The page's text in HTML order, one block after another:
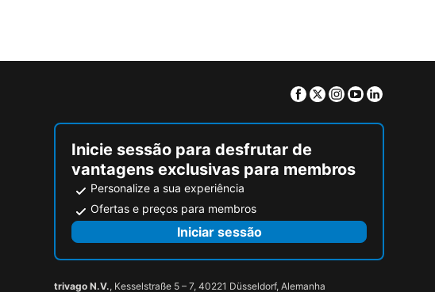
Facebook
TwitterInstagram
Youtube
Inicie sessão para desfrutar de
vantagens exclusivas para membros
Personalize a sua experiência
Ofertas e preços para membros
Iniciar sessão
trivago N.V., Kesselstraße 5 – 7, 40221 Düsseldorf, Alemanha